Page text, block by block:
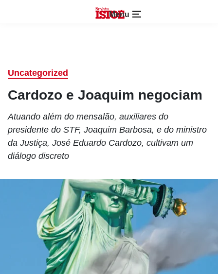
Menu
Uncategorized
Cardozo e Joaquim negociam
Atuando além do mensalão, auxiliares do
presidente do STF, Joaquim Barbosa, e do ministro
da Justiça, José Eduardo Cardozo, cultivam um
diálogo discreto